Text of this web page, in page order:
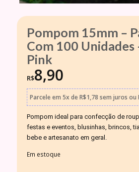
Pompom 15mm –
Com 100 Unidades
Pink
R$8,90
Parcele em 5x de R$1,78 sem juros ou
Pompom ideal para confecção de
festas e eventos, blusinhas, brincos,
bebe e artesanato em geral.
Em estoque